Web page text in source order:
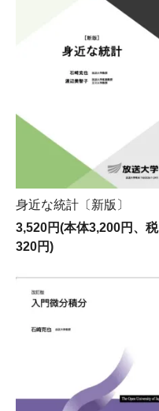
身近な統計〔新版〕
3,520円(本体3,200円、税
320円)